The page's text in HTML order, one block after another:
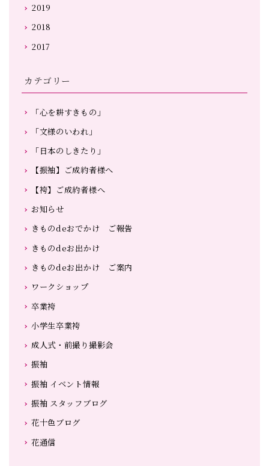
2019
2018
2017
カテゴリー
「心を耕すきもの」
「文様のいわれ」
「日本のしきたり」
【振袖】ご成約者様へ
【袴】ご成約者様へ
お知らせ
きものdeおでかけ ご報告
きものdeお出かけ
きものdeお出かけ ご案内
ワークショップ
卒業袴
小学生卒業袴
成人式・前撮り撮影会
振袖
振袖 イベント情報
振袖 スタッフブログ
花十色ブログ
花通信